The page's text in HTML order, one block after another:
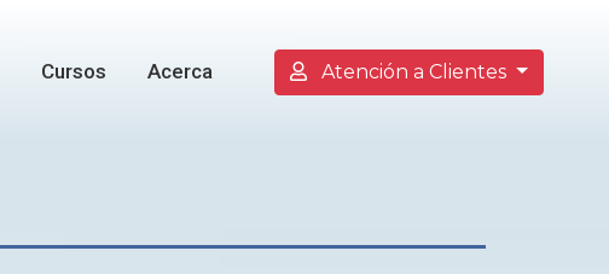
Cursos Acerca Atención a Clientes